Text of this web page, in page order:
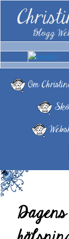
Blogg
Om